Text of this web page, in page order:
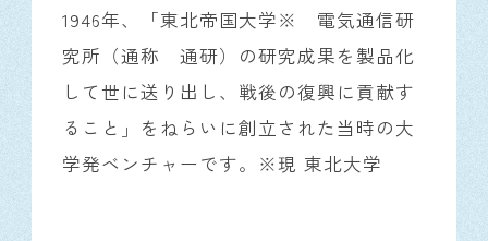
1946年、「東北帝国大学※ 電気通信研
究所（通称 通研）の研究成果を製品化
して世に送り出し、戦後の復興に貢献す
ること」をねらいに創立された当時の大
学発ベンチャーです。※現 東北大学